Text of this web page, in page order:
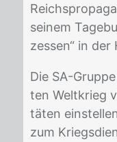
sei­nem
zes­sen“ in
Die SA-
ten Welt­krieg
tä­ten
zum